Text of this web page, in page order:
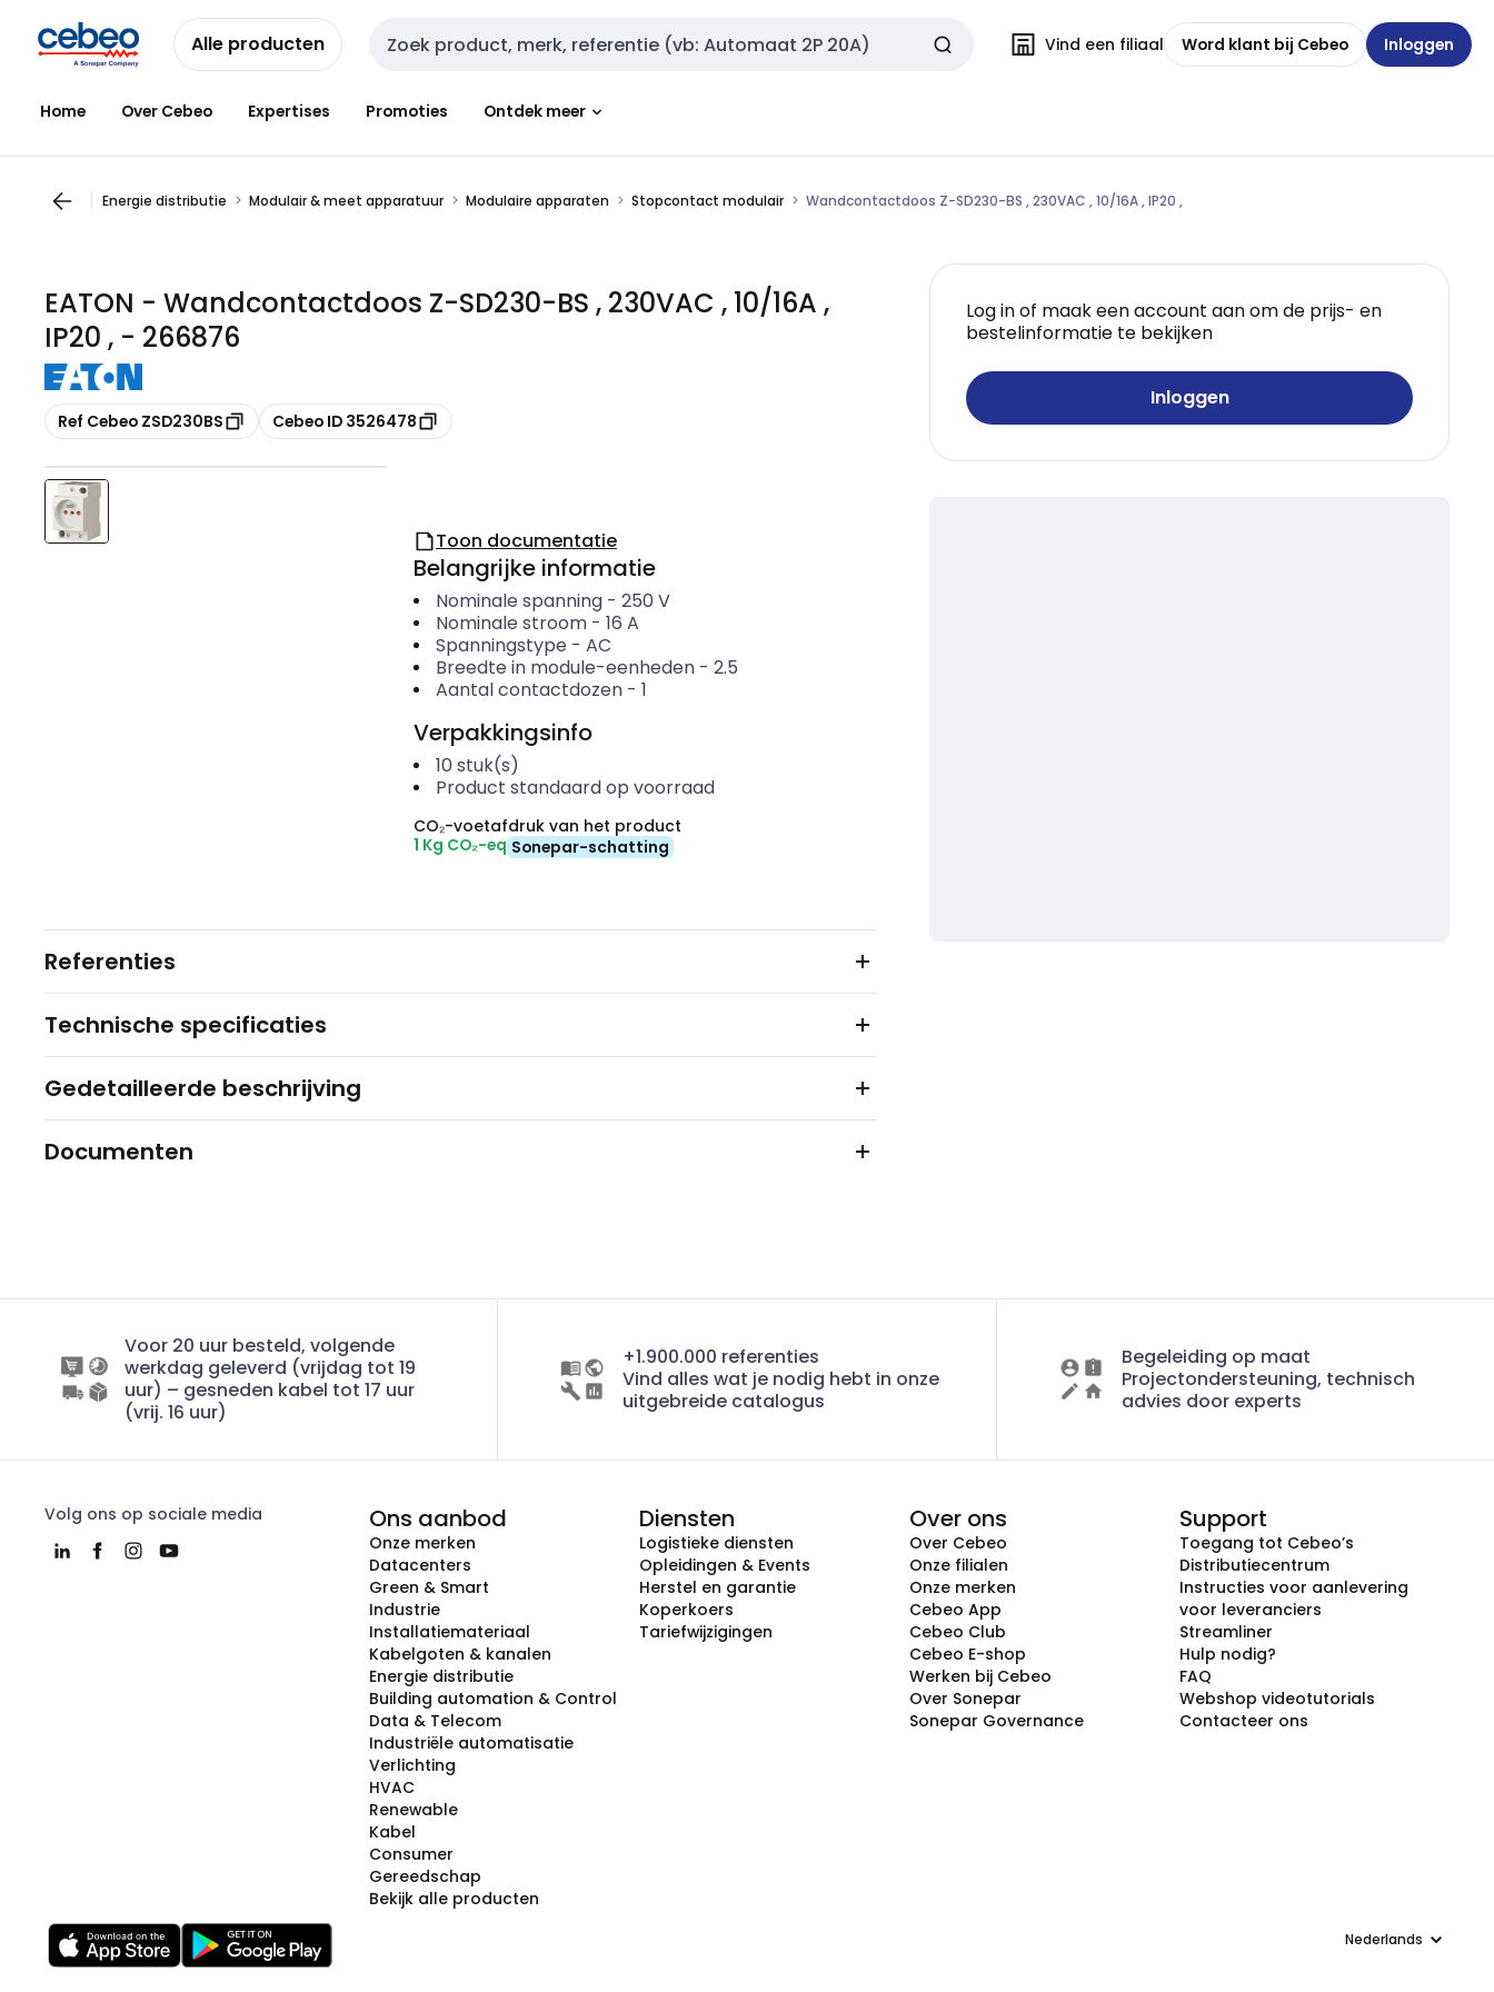
naar
navigatie
naar
inhoud
Alle producten Zoekveld invoer Vind een filiaal Word klant bij Cebeo Inloggen
Home Over Cebeo Expertises Promoties Ontdek meer
Energie distributie Modulair & meet apparatuur Modulaire apparaten Stopcontact modulair Wandcontactdoos Z-SD230-BS , 230VAC , 10/16A , IP20 ,
EATON - Wandcontactdoos Z-SD230-BS , 230VAC , 10/16A ,
IP20 , - 266876
Kopiëren
Ref Cebeo ZSD230BS Kopiëren
Cebeo ID 3526478
Log in of maak een account aan om de prijs- en
bestelinformatie te bekijken
Inloggen
Toon documentatie
Belangrijke informatie
Nominale spanning- 250 V
Nominale stroom- 16 A
Spanningstype - AC
Breedte in module-eenheden- 2.5
Aantal contactdozen- 1
Verpakkingsinfo
10 stuk(s)
Product standaard op voorraad
CO₂-voetafdruk van het product
1 Kg CO₂-eq Sonepar-schatting
Referenties
Technische specificaties
Gedetailleerde beschrijving
Documenten
Voor 20 uur besteld, volgende
werkdag geleverd (vrijdag tot 19
uur) – gesneden kabel tot 17 uur
(vrij. 16 uur)
+1.900.000 referenties
Vind alles wat je nodig hebt in onze
uitgebreide catalogus
Begeleiding op maat
Projectondersteuning, technisch
advies door experts
Volg ons op sociale media Ons aanbod
Onze merken
Datacenters
Green & Smart
Industrie
Installatiemateriaal
Kabelgoten & kanalen
Energie distributie
Building automation & Control
Data & Telecom
Industriële automatisatie
Verlichting
HVAC
Renewable
Kabel
Consumer
Gereedschap
Bekijk alle producten
Diensten
Logistieke diensten
Opleidingen & Events
Herstel en garantie
Koperkoers
Tariefwijzigingen
Over ons
Over Cebeo
Onze filialen
Onze merken
Cebeo App
Cebeo Club
Cebeo E-shop
Werken bij Cebeo
Over Sonepar
Sonepar Governance
Support
Toegang tot Cebeo’s
Distributiecentrum
Instructies voor aanlevering
voor leveranciers
Streamliner
Hulp nodig?
FAQ
Webshop videotutorials
Contacteer ons
Taal